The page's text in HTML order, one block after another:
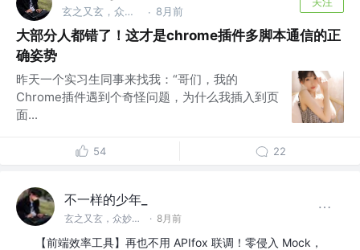
玄之又玄，众妙之门 · 8月前
大部分人都错了！这才是chrome插件多脚本通信的正
确姿势
昨天一个实习生同事来找我：“哥们，我的
Chrome插件遇到个奇怪问题，为什么我插入到页
面...
54 22
不一样的少年_
玄之又玄，众妙之门 · 8月前
【前端效率工具】再也不用 APIfox 联调！零侵入 Mock，